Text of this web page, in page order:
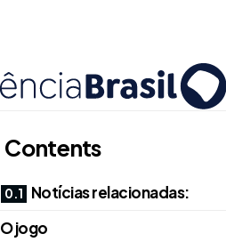
Contents
Notícias relacionadas:
O jogo